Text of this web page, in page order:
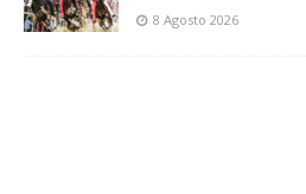
8 Agosto 2026